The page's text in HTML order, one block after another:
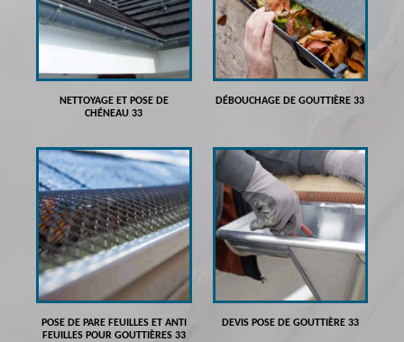
NETTOYAGE ET POSE DE
CHÉNEAU 33
DÉBOUCHAGE DE GOUTTIÈRE 33
POSE DE PARE FEUILLES ET ANTI
FEUILLES POUR GOUTTIÈRES 33
DEVIS POSE DE GOUTTIÈRE 33